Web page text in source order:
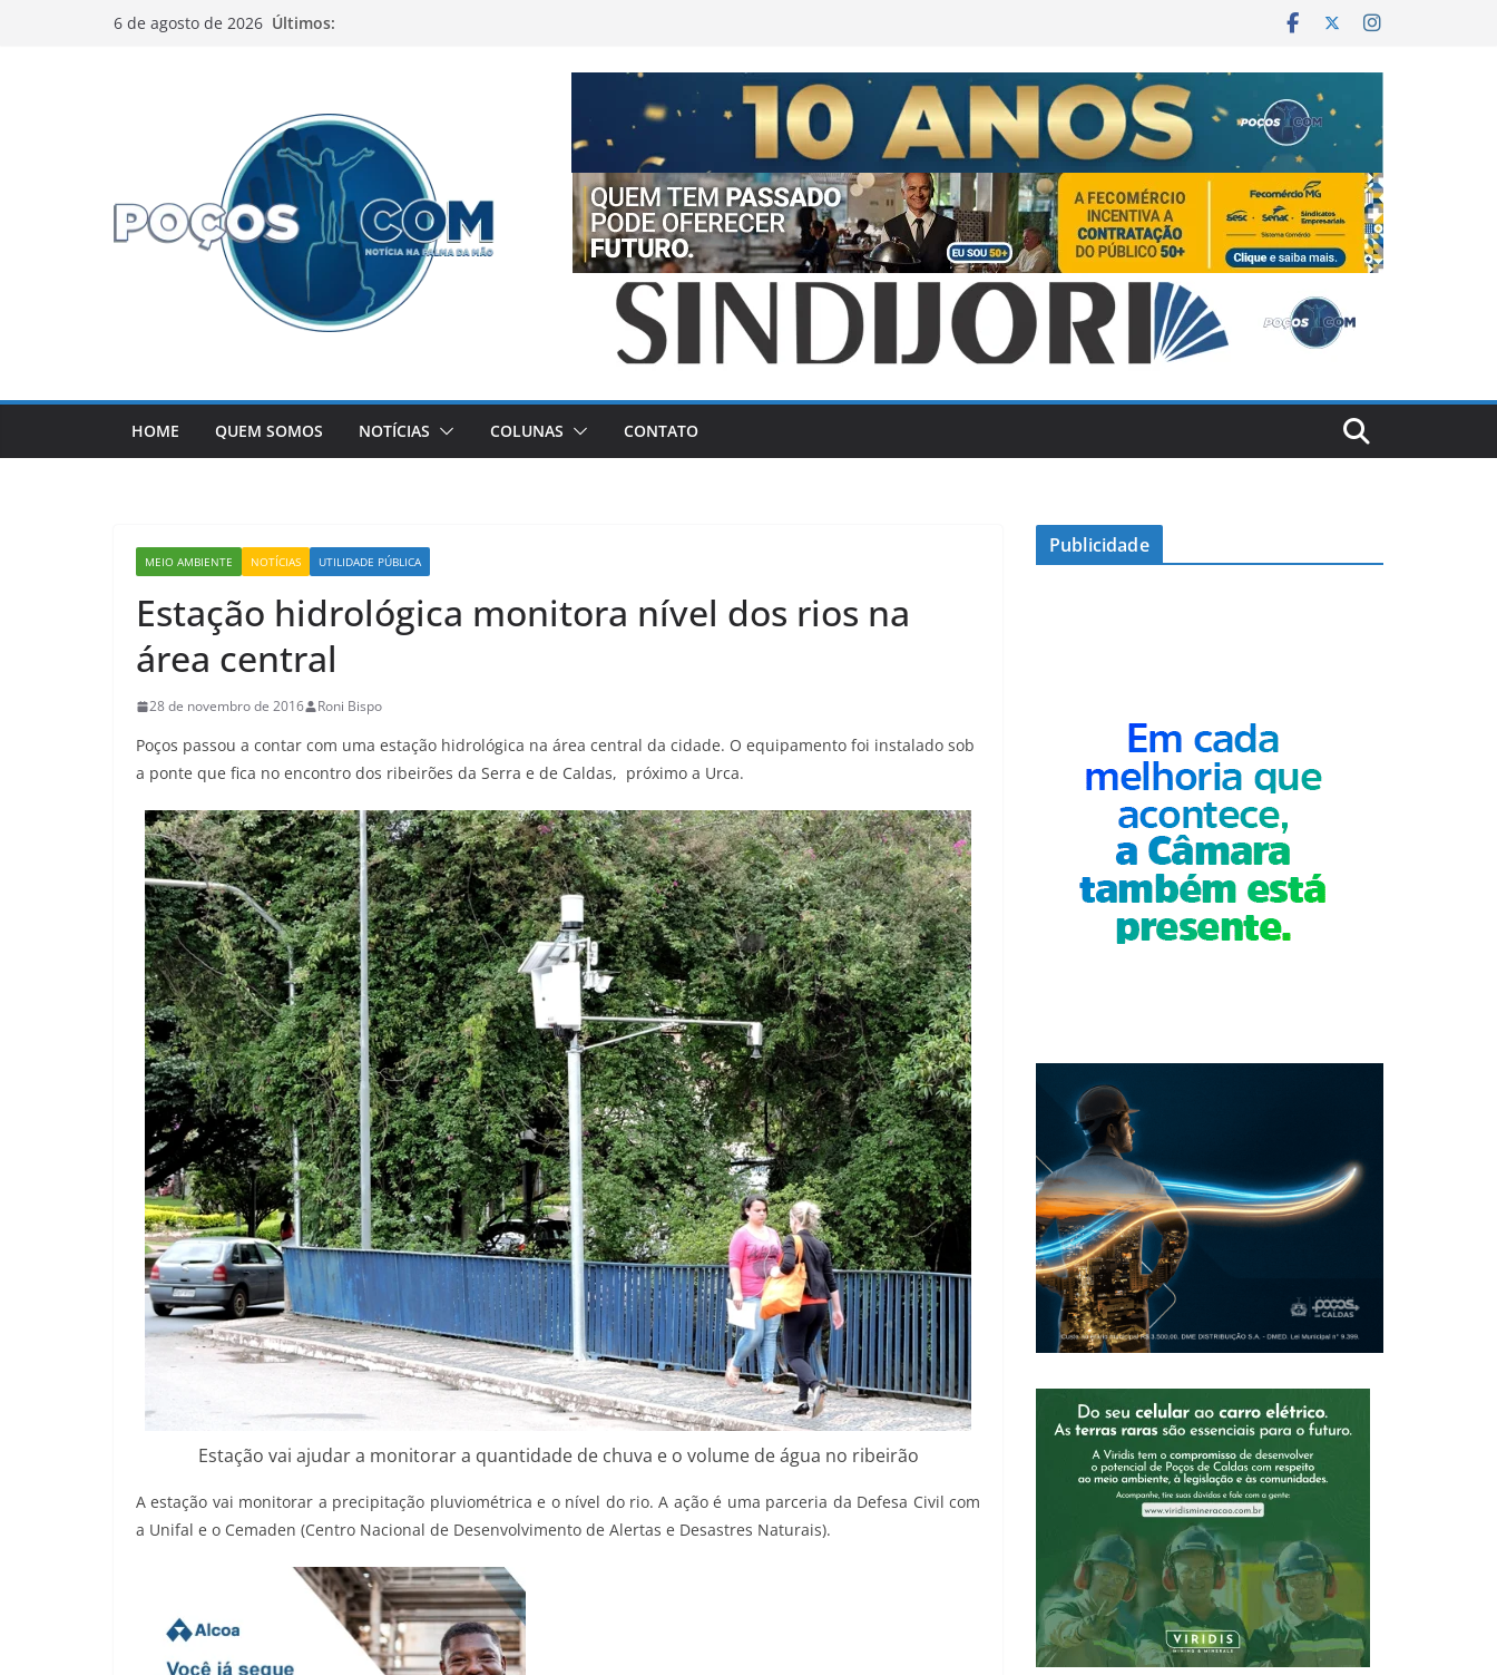
6 de agosto de 2026 Últimos:
HOME QUEM SOMOS NOTÍCIAS COLUNAS CONTATO
MEIO AMBIENTE NOTÍCIAS UTILIDADE PÚBLICA
Estação hidrológica monitora nível dos rios na
área central
28 de novembro de 2016 Roni Bispo
Poços passou a contar com uma estação hidrológica na área central da cidade. O equipamento foi instalado sob
a ponte que fica no encontro dos ribeirões da Serra e de Caldas, próximo a Urca.
Estação vai ajudar a monitorar a quantidade de chuva e o volume de água no ribeirão
A estação vai monitorar a precipitação pluviométrica e o nível do rio. A ação é uma parceria da Defesa Civil com
a Unifal e o Cemaden (Centro Nacional de Desenvolvimento de Alertas e Desastres Naturais).
Publicidade